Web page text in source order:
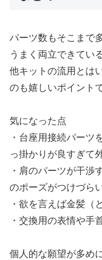
パーツ数もそこまで
うまく両立できてい
他キットの流用とは
のも嬉しいポイント
気になった点
・台座用接続パーツ
っ掛かりが良すぎて
・肩のパーツが干渉
のポーズがつけづら
・欲を言えば金髪（
・交換用の表情や手
個人的な願望が多め